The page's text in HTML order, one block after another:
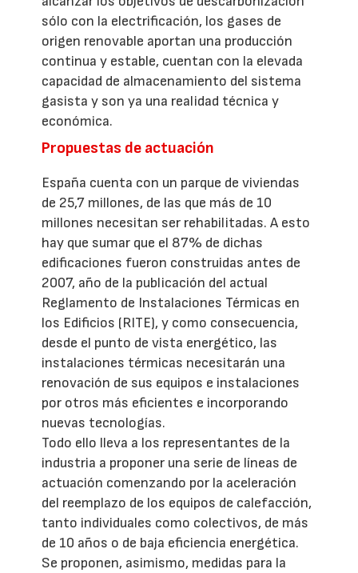
sólo con la electrificación, los gases de
origen renovable aportan una producción
continua y estable, cuentan con la elevada
capacidad de almacenamiento del sistema
gasista y son ya una realidad técnica y
económica.
Propuestas de actuación
España cuenta con un parque de viviendas
de 25,7 millones, de las que más de 10
millones necesitan ser rehabilitadas. A esto
hay que sumar que el 87% de dichas
edificaciones fueron construidas antes de
2007, año de la publicación del actual
Reglamento de Instalaciones Térmicas en
los Edificios (RITE), y como consecuencia,
desde el punto de vista energético, las
instalaciones térmicas necesitarán una
renovación de sus equipos e instalaciones
por otros más eficientes e incorporando
nuevas tecnologías.
Todo ello lleva a los representantes de la
industria a proponer una serie de líneas de
actuación comenzando por la aceleración
del reemplazo de los equipos de calefacción,
tanto individuales como colectivos, de más
de 10 años o de baja eficiencia energética.
Se proponen, asimismo, medidas para la